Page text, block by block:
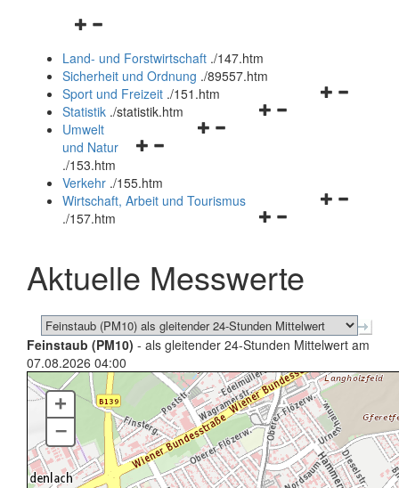
Navigationsmenü
und
schließen
Land- und Forstwirtschaft ./147.htm
Sicherheit und Ordnung ./89557.htm
Navigationsmenü
Sport und Freizeit ./151.htm
Navigationsmenü
Statistik ./statistik.htm
Navigationsmenü
und
schließen
Umwelt
und Natur
./153.htm
Verkehr ./155.htm
Navigationsmenü
schließen
Wirtschaft, Arbeit und Tourismus
./157.htm
Aktuelle Messwerte
Feinstaub (PM10) - als gleitender 24-Stunden Mittelwert am
07.08.2026 04:00
+
–